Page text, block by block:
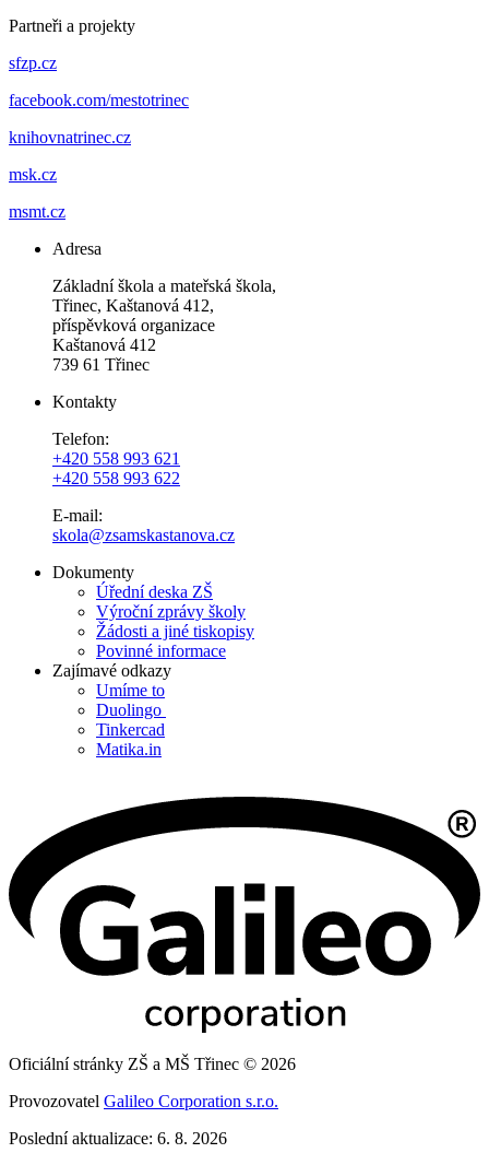
Partneři a projekty
sfzp.cz
facebook.com/mestotrinec
knihovnatrinec.cz
msk.cz
msmt.cz
Adresa
Základní škola a mateřská škola,
Třinec, Kaštanová 412,
příspěvková organizace
Kaštanová 412
739 61 Třinec
Kontakty
Telefon:
+420 558 993 621
+420 558 993 622
E-mail:
skola@zsamskastanova.cz
Dokumenty
Úřední deska ZŠ
Výroční zprávy školy
Žádosti a jiné tiskopisy
Povinné informace
Zajímavé odkazy
Umíme to
Duolingo
Tinkercad
Matika.in
Oficiální stránky ZŠ a MŠ Třinec © 2026
Provozovatel Galileo Corporation s.r.o.
Poslední aktualizace: 6. 8. 2026